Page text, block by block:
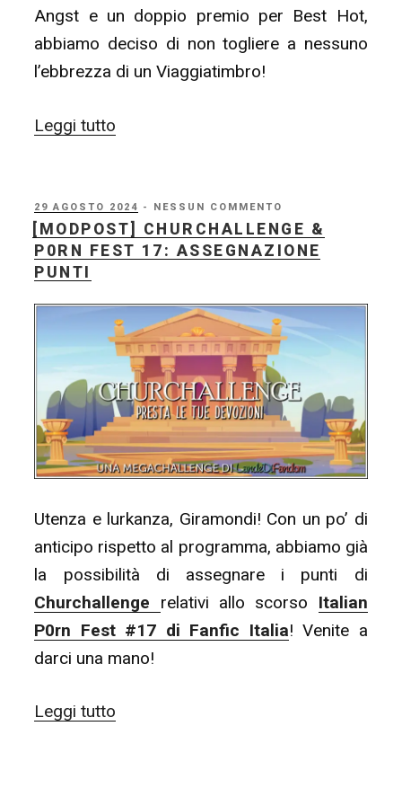
Angst e un doppio premio per Best Hot,
abbiamo deciso di non togliere a nessuno
l’ebbrezza di un Viaggiatimbro!
Leggi tutto
–
Cerimonia
di
PUBBLICATO
IL
29 AGOSTO 2024 - NESSUN COMMENTO
[MODPOST] CHURCHALLENGE &
P0RN FEST 17: ASSEGNAZIONE
PUNTI
Utenza e lurkanza, Giramondi! Con un po’ di
anticipo rispetto al programma, abbiamo già
la possibilità di assegnare i punti di
Churchallenge
relativi allo scorso Italian
P0rn Fest #17 di Fanfic Italia! Venite a
darci una mano!
Leggi tutto